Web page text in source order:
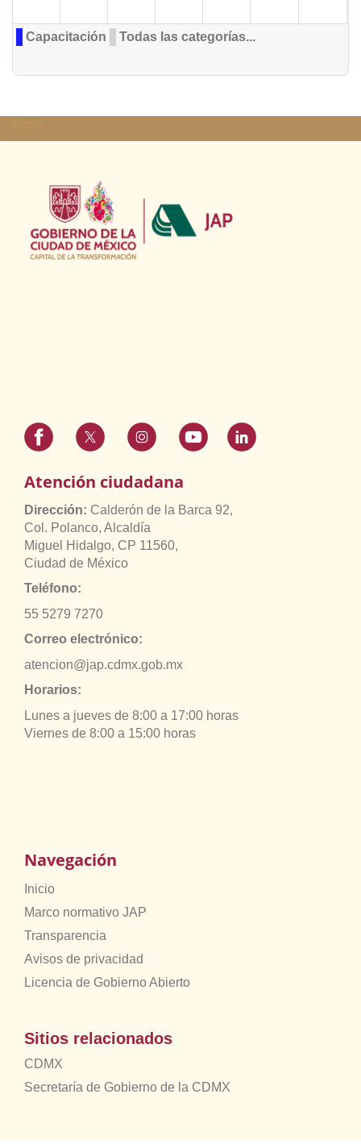
Capacitación Todas las categorías...
Atención ciudadana
Dirección: Calderón de la Barca 92,
Col. Polanco, Alcaldía
Miguel Hidalgo, CP 11560,
Ciudad de México
Teléfono:
55 5279 7270
Correo electrónico:
atencion@jap.cdmx.gob.mx
Horarios:
Lunes a jueves de 8:00 a 17:00 horas
Viernes de 8:00 a 15:00 horas
Navegación
Inicio
Marco normativo JAP
Transparencia
Avisos de privacidad
Licencia de Gobierno Abierto
Sitios relacionados
CDMX
Secretaría de Gobierno de la CDMX